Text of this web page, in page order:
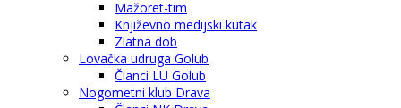
Mažoret-tim
Književno medijski kutak
Zlatna dob
Lovačka udruga Golub
Članci LU Golub
Nogometni klub Drava